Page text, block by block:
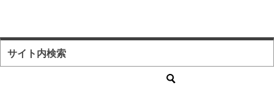
サイト内検索